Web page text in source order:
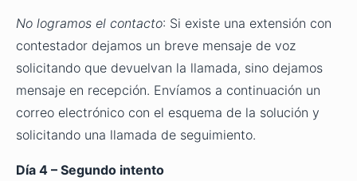
No logramos el contacto: Si existe una extensión con
contestador dejamos un breve mensaje de voz
solicitando que devuelvan la llamada, sino dejamos
mensaje en recepción. Envíamos a continuación un
correo electrónico con el esquema de la solución y
solicitando una llamada de seguimiento.
Día 4 – Segundo intento